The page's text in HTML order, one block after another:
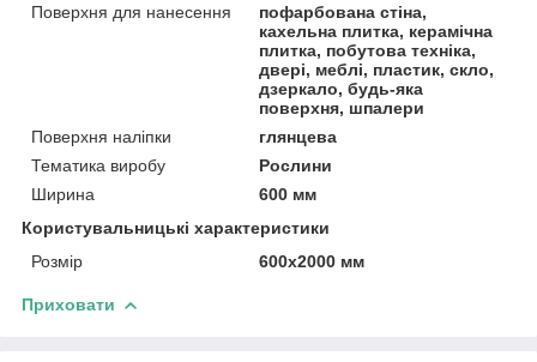
Поверхня для нанесення
пофарбована стіна,
кахельна плитка, керамічна
плитка, побутова техніка,
двері, меблі, пластик, скло,
дзеркало, будь-яка
поверхня, шпалери
Поверхня наліпки
глянцева
Тематика виробу
Рослини
Ширина
600 мм
Користувальницькі характеристики
Розмір
600х2000 мм
Приховати